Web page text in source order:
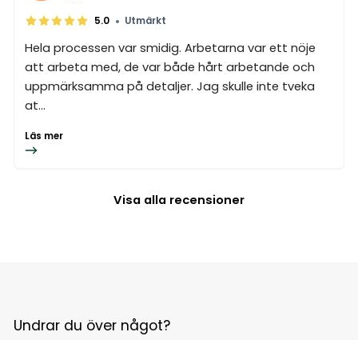
5.0 • Utmärkt
Hela processen var smidig. Arbetarna var ett nöje
att arbeta med, de var både hårt arbetande och
uppmärksamma på detaljer. Jag skulle inte tveka
at...
Läs mer
Visa alla recensioner
Undrar du över något?